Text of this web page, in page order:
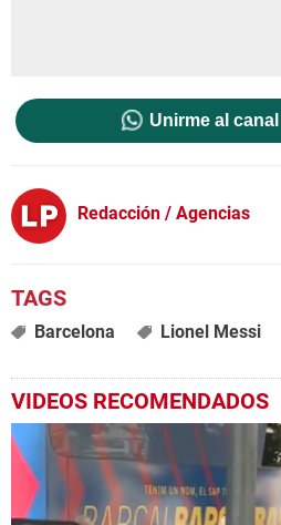
Unirme al
Redacción / Agencias
Barcelona Lionel Messi
VIDEOS RECOMENDADOS